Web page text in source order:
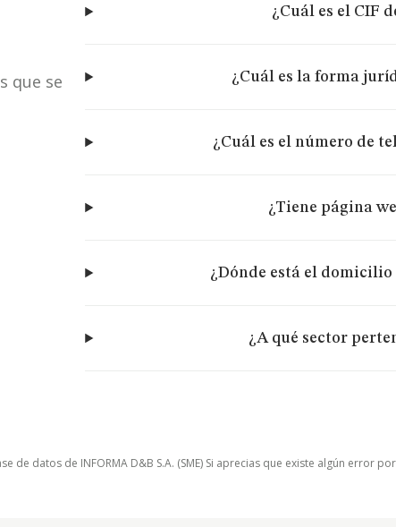
que se
¿Cuál es el CIF
¿Cuál es la forma
¿Cuál es el número de
¿Tiene página
¿Dónde está el domicilio
¿A qué sector
de datos de INFORMA D&B S.A. (SME) Si aprecias que existe algún error